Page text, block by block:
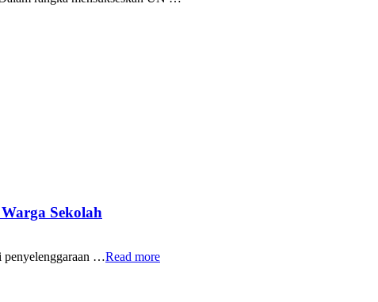
Sekolah
penyelenggaraan …Read more